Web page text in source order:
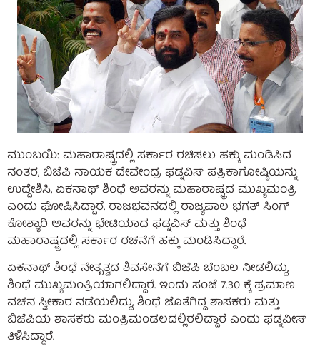
ಮುಂಬಯಿ: ಮಹಾರಾಷ್ಟ್ರದಲ್ಲಿ ಸರ್ಕಾರ ರಚಿಸಲು ಹಕ್ಕು ಮಂಡಿಸಿದ
ನಂತರ, ಬಿಜೆಪಿ ನಾಯಕ ದೇವೇಂದ್ರ ಫಡ್ನವಿಸ್ ಪತ್ರಿಕಾಗೋಷ್ಠಿಯನ್ನು
ಉದ್ದೇಶಿಸಿ, ಏಕನಾಥ್ ಶಿಂಧೆ ಅವರನ್ನು ಮಹಾರಾಷ್ಟ್ರದ ಮುಖ್ಯಮಂತ್ರಿ
ಎಂದು ಘೋಷಿಸಿದ್ದಾರೆ. ರಾಜಭವನದಲ್ಲಿ ರಾಜ್ಯಪಾಲ ಭಗತ್ ಸಿಂಗ್
ಕೋಶ್ಯಾರಿ ಅವರನ್ನು ಭೇಟಿಯಾದ ಫಡ್ನವಿಸ್ ಮತ್ತು ಶಿಂಧೆ
ಮಹಾರಾಷ್ಟ್ರದಲ್ಲಿ ಸರ್ಕಾರ ರಚನೆಗೆ ಹಕ್ಕು ಮಂಡಿಸಿದ್ದಾರೆ.
ಏಕನಾಥ್ ಶಿಂಧೆ ನೇತೃತ್ವದ ಶಿವಸೇನೆಗೆ ಬಿಜೆಪಿ ಬೆಂಬಲ ನೀಡಲಿದ್ದು,
ಶಿಂಧೆ ಮುಖ್ಯಮಂತ್ರಿಯಾಗಲಿದ್ದಾರೆ. ಇಂದು ಸಂಜೆ 7.30 ಕ್ಕೆ ಪ್ರಮಾಣ
ವಚನ ಸ್ವೀಕಾರ ನಡೆಯಲಿದ್ದು, ಶಿಂಧೆ ಜೊತೆಗಿದ್ದ ಶಾಸಕರು ಮತ್ತು
ಬಿಜೆಪಿಯ ಶಾಸಕರು ಮಂತ್ರಿಮಂಡಲದಲ್ಲಿರಲಿದ್ದಾರೆ ಎಂದು ಫಡ್ನವೀಸ್
ತಿಳಿಸಿದ್ದಾರೆ.